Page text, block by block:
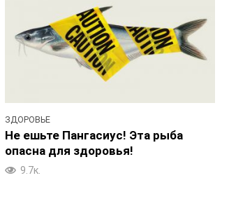
ЗДОРОВЬЕ
Не ешьте Пангасиус! Эта рыба
опасна для здоровья!
9.7к.